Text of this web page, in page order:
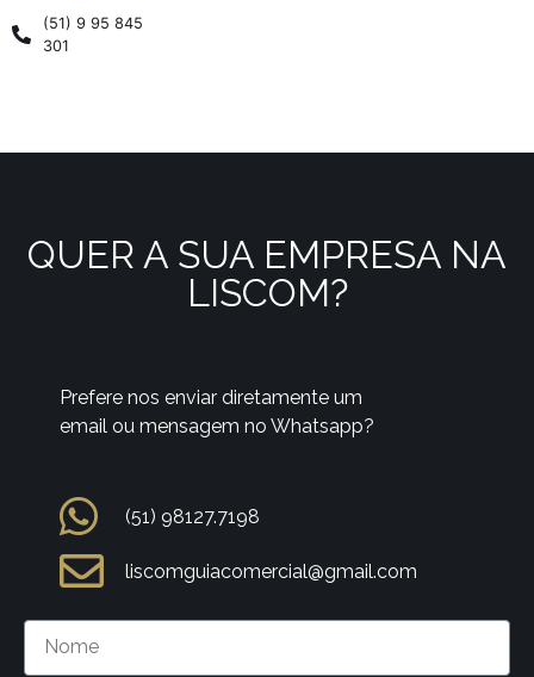
(51) 9 95 845
301
QUER A SUA EMPRESA NA
LISCOM?
Prefere nos enviar diretamente um
email ou mensagem no Whatsapp?
(51) 98127.7198
liscomguiacomercial@gmail.com